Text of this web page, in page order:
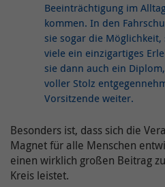
Beeinträchtigung im
kommen. In den
sie sogar die
viele ein einzigartiges
sie dann auch ein
voller Stolz
Vorsitzende weiter.
Besonders ist, dass sich die
Magnet für alle Menschen
einen wirklich großen Beitrag
Kreis leistet.